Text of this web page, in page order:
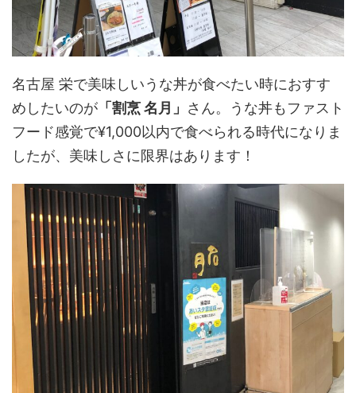
名古屋 栄で美味しいうな丼が食べたい時におすす
めしたいのが 「割烹 名月」 さん。うな丼もファスト
フード感覚で¥1,000以内で食べられる時代になりま
したが、美味しさに限界はあります！